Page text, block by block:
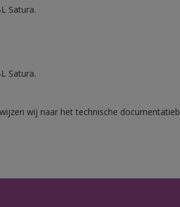
Satura.
Satura.
wij naar het technische